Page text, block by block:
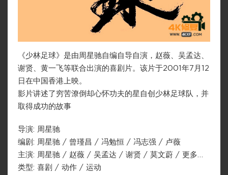
《少林足球》是由周星驰自编自导自演，赵薇、吴孟达、
谢贤、黄一飞等联合出演的喜剧片。该片于2001年7月12
日在中国香港上映。
影片讲述了穷苦潦倒却心怀功夫的星自创少林足球队，并
取得成功的故事
导演: 周星驰
编剧: 周星驰 / 曾瑾昌 / 冯勉恒 / 冯志强 / 卢薇
主演: 周星驰 / 赵薇 / 吴孟达 / 谢贤 / 莫文蔚 / 更多…
类型: 喜剧 / 动作 / 运动